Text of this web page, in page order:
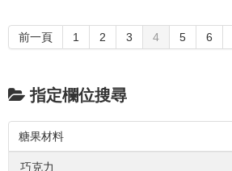
前一頁 1 2 3 4 5 6
指定欄位搜尋
糖果材料
巧克力